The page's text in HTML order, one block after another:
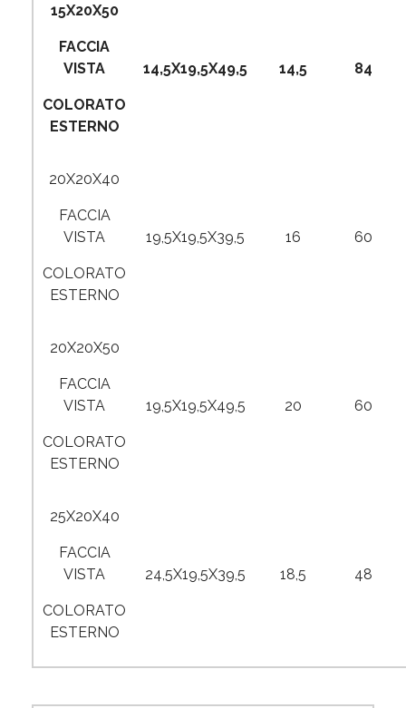
15X20X50
FACCIA
VISTA
COLORATO
ESTERNO
14,5X19,5X49,5 14,5 84
20X20X40
FACCIA
VISTA
COLORATO
ESTERNO
19,5X19,5X39,5 16 60
20X20X50
FACCIA
VISTA
COLORATO
ESTERNO
19,5X19,5X49,5 20 60
25X20X40
FACCIA
VISTA
COLORATO
ESTERNO
24,5X19,5X39,5 18,5 48